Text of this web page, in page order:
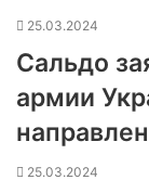
25.03.2024
Сальдо
армии
25.03.2024